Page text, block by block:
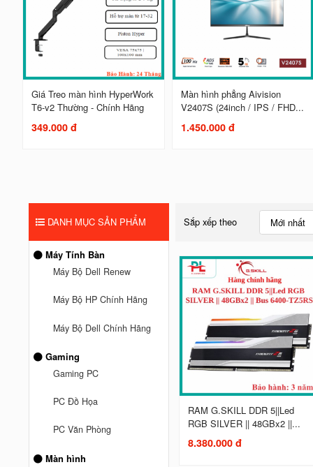
Giá Treo màn hình HyperWork
T6-v2 Thường - Chính Hãng
349.000 đ
Màn hình phẳng Aivision
V2407S (24inch / IPS / FHD...
1.450.000 đ
DANH MỤC SẢN PHẨM
Máy Tính Bàn
Máy Bộ Dell Renew
Máy Bộ HP Chính Hãng
Máy Bộ Dell Chính Hãng
Gaming
Gaming PC
PC Đồ Họa
PC Văn Phòng
Màn hình
Sắp xếp theo Mới nhất
RAM G.SKILL DDR 5||Led
RGB SILVER || 48GBx2 ||...
8.380.000 đ